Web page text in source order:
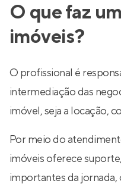
O que faz
imóveis?
O profissional é
intermediação das
imóvel, seja a locação,
Por meio do
imóveis oferece
importantes da jornada,